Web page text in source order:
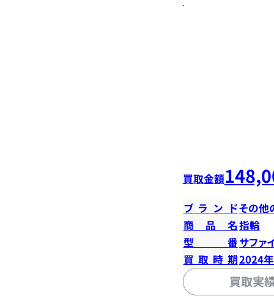
買取金額
ブランドその他
商品名指輪
型番サファ
買取時期2024
買取実